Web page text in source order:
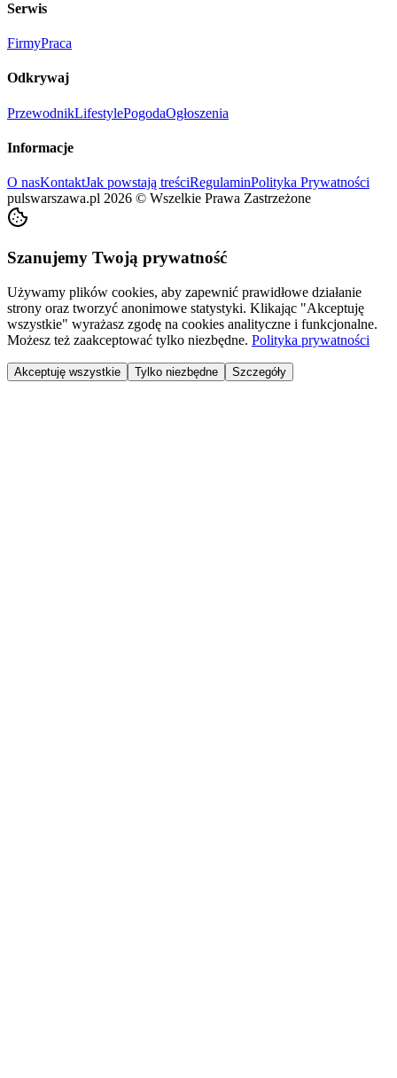
Serwis
FirmyPraca
Odkrywaj
PrzewodnikLifestylePogodaOgłoszenia
Informacje
O nasKontaktJak powstają treściRegulaminPolityka Prywatności
pulswarszawa.pl 2026 © Wszelkie Prawa Zastrzeżone
Szanujemy Twoją prywatność
Używamy plików cookies, aby zapewnić prawidłowe działanie
strony oraz tworzyć anonimowe statystyki. Klikając "Akceptuję
wszystkie" wyrażasz zgodę na cookies analityczne i funkcjonalne.
Możesz też zaakceptować tylko niezbędne. Polityka prywatności
Akceptuję wszystkie Tylko niezbędne Szczegóły